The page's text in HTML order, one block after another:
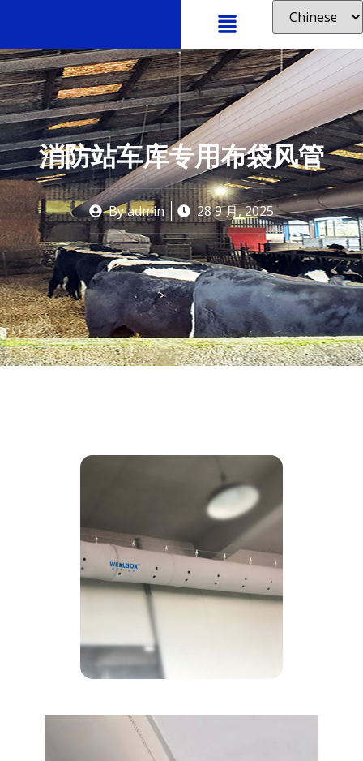
消防站车库专用布袋风管
Byadmin 28 9 月, 2025